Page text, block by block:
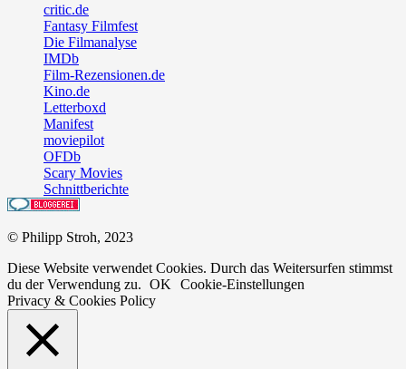
critic.de
Fantasy Filmfest
Die Filmanalyse
IMDb
Film-Rezensionen.de
Kino.de
Letterboxd
Manifest
moviepilot
OFDb
Scary Movies
Schnittberichte
© Philipp Stroh, 2023
Diese Website verwendet Cookies. Durch das Weitersurfen stimmst
du der Verwendung zu. OK
Cookie-Einstellungen
Privacy & Cookies Policy